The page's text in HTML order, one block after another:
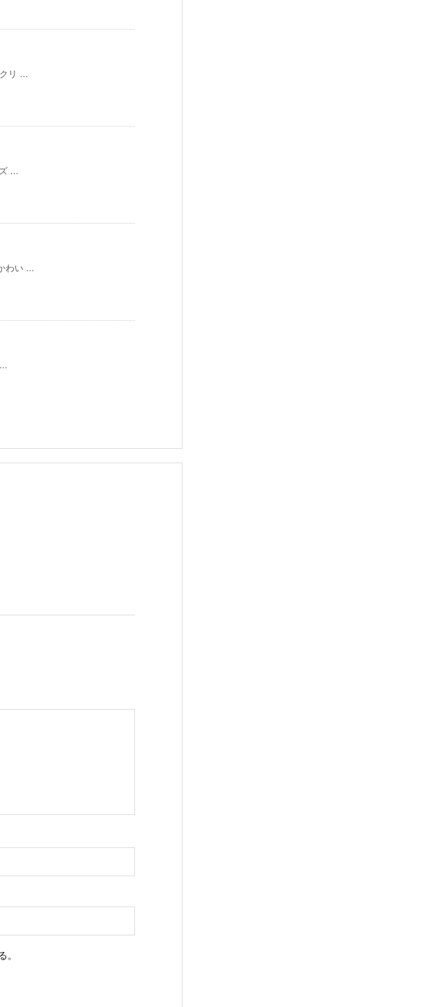
リ ...
...
わい ...